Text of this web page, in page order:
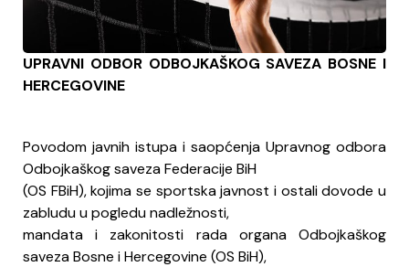
UPRAVNI ODBOR ODBOJKAŠKOG SAVEZA BOSNE I
HERCEGOVINE
Povodom javnih istupa i saopćenja Upravnog odbora
Odbojkaškog saveza Federacije BiH
(OS FBiH), kojima se sportska javnost i ostali dovode u
zabludu u pogledu nadležnosti,
mandata i zakonitosti rada organa Odbojkaškog
saveza Bosne i Hercegovine (OS BiH),